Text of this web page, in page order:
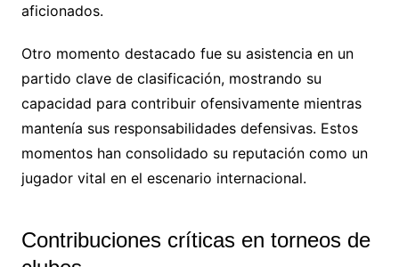
aficionados.
Otro momento destacado fue su asistencia en un
partido clave de clasificación, mostrando su
capacidad para contribuir ofensivamente mientras
mantenía sus responsabilidades defensivas. Estos
momentos han consolidado su reputación como un
jugador vital en el escenario internacional.
Contribuciones críticas en torneos de